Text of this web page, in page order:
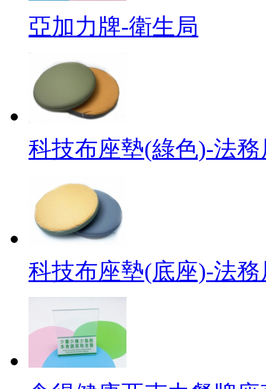
亞加力牌-衛生局
科技布座墊(綠色)-法務
科技布座墊(底座)-法務